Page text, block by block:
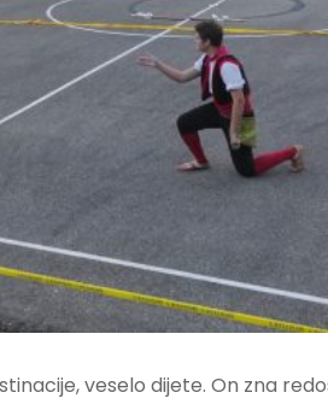
veselo dijete. On zna